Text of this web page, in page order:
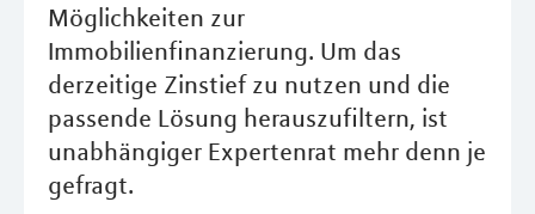
Möglichkeiten zur
Immobilienfinanzierung. Um das
derzeitige Zinstief zu nutzen und die
passende Lösung herauszufiltern, ist
unabhängiger Expertenrat mehr denn je
gefragt.